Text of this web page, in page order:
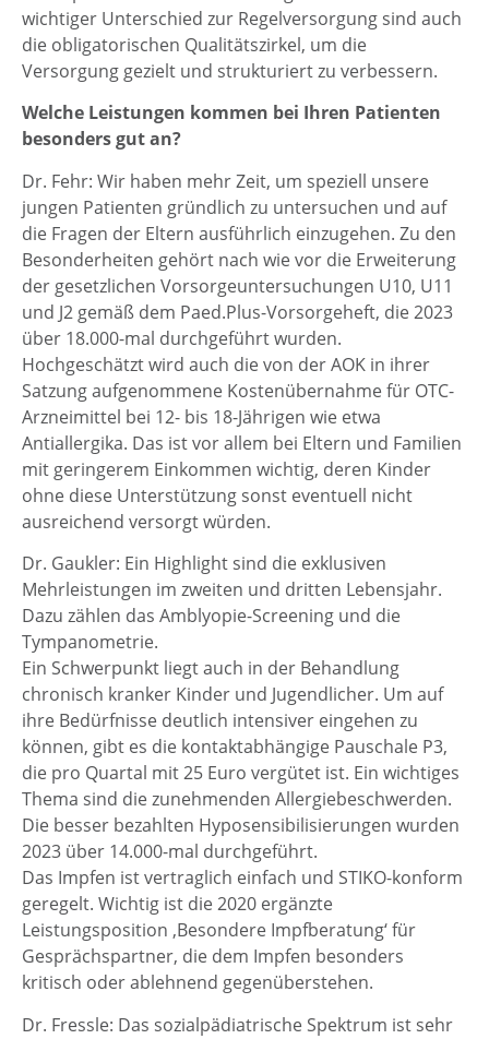
wichtiger Unterschied zur Regelversorgung sind auch
die obligatorischen Qualitätszirkel, um die
Versorgung gezielt und strukturiert zu verbessern.
Welche Leistungen kommen bei Ihren Patienten
besonders gut an?
Dr. Fehr: Wir haben mehr Zeit, um speziell unsere
jungen Patienten gründlich zu untersuchen und auf
die Fragen der Eltern ausführlich einzugehen. Zu den
Besonderheiten gehört nach wie vor die Erweiterung
der gesetzlichen Vorsorgeuntersuchungen U10, U11
und J2 gemäß dem Paed.Plus-Vorsorgeheft, die 2023
über 18.000-mal durchgeführt wurden.
Hochgeschätzt wird auch die von der AOK in ihrer
Satzung aufgenommene Kostenübernahme für OTC-
Arzneimittel bei 12- bis 18-Jährigen wie etwa
Antiallergika. Das ist vor allem bei Eltern und Familien
mit geringerem Einkommen wichtig, deren Kinder
ohne diese Unterstützung sonst eventuell nicht
ausreichend versorgt würden.
Dr. Gaukler: Ein Highlight sind die exklusiven
Mehrleistungen im zweiten und dritten Lebensjahr.
Dazu zählen das Amblyopie-Screening und die
Tympanometrie.
Ein Schwerpunkt liegt auch in der Behandlung
chronisch kranker Kinder und Jugendlicher. Um auf
ihre Bedürfnisse deutlich intensiver eingehen zu
können, gibt es die kontaktabhängige Pauschale P3,
die pro Quartal mit 25 Euro vergütet ist. Ein wichtiges
Thema sind die zunehmenden Allergiebeschwerden.
Die besser bezahlten Hyposensibilisierungen wurden
2023 über 14.000-mal durchgeführt.
Das Impfen ist vertraglich einfach und STIKO-konform
geregelt. Wichtig ist die 2020 ergänzte
Leistungsposition ‚Besondere Impfberatung‘ für
Gesprächspartner, die dem Impfen besonders
kritisch oder ablehnend gegenüberstehen.
Dr. Fressle: Das sozialpädiatrische Spektrum ist sehr